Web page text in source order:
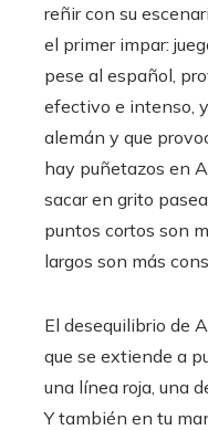
reñir con su
el primer impar:
pese al español,
efectivo e intenso,
alemán y que
hay puñetazos en
sacar en grito
puntos cortos son
largos son más
El desequilibrio de
que se extiende a
una línea roja, una
Y también en tu